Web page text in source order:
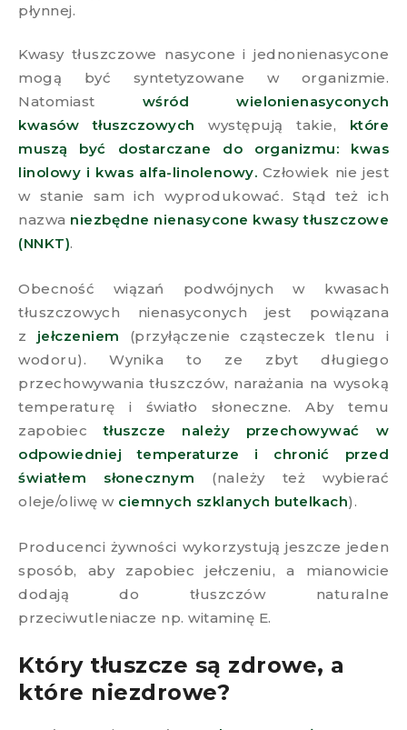
płynnej.
Kwasy tłuszczowe nasycone i jednonienasycone
mogą być syntetyzowane w organizmie.
Natomiast wśród wielonienasyconych
kwasów
tłuszczowych występują takie, które
muszą być dostarczane do organizmu: kwas
linolowy i kwas alfa-linolenowy. Człowiek nie jest
w stanie sam ich wyprodukować. Stąd też ich
nazwa niezbędne nienasycone kwasy tłuszczowe
(NNKT).
Obecność wiązań podwójnych w kwasach
tłuszczowych nienasyconych jest powiązana
z jełczeniem (przyłączenie cząsteczek tlenu i
wodoru). Wynika to ze zbyt długiego
przechowywania tłuszczów, narażania na wysoką
temperaturę i światło słoneczne. Aby temu
zapobiectłuszcze należy przechowywać w
odpowiedniej temperaturze i chronić przed
światłem słonecznym (należy też wybierać
oleje/oliwę w ciemnych szklanych butelkach).
Producenci żywności wykorzystują jeszcze jeden
sposób, aby zapobiec jełczeniu, a mianowicie
dodają do tłuszczów naturalne
przeciwutleniacze np. witaminę E.
Który tłuszcze są zdrowe, a
które niezdrowe?​